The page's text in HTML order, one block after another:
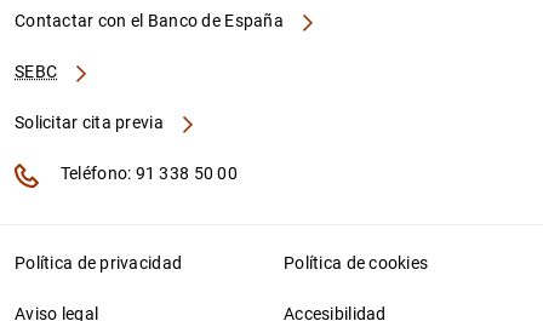
Contactar con el Banco de España
SEBC
Solicitar cita previa
Teléfono: 91 338 50 00
Política de privacidad Política de cookies
Aviso legal Accesibilidad